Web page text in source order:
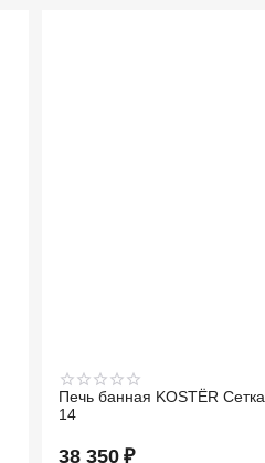
Печь банная KOSTЁR Сетка
14
38 350 ₽